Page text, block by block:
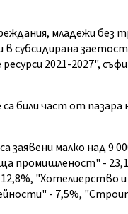
младежи без
субсидирана
2021-2027",
били част от
заявени малко над 9
промишленост" -
"Хотелиерство
- 7,5%,